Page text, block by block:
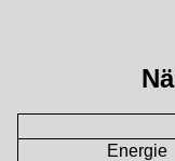
Energie